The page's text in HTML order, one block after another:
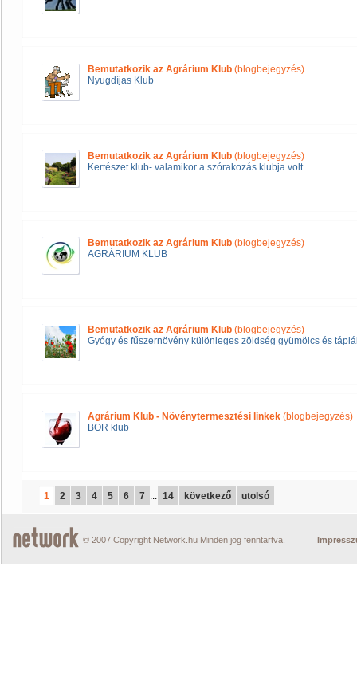
Bemutatkozik az Agrárium Klub (blogbejegyzés)
Nyugdíjas Klub
Bemutatkozik az Agrárium Klub (blogbejegyzés)
Kertészet klub- valamikor a szórakozás klubja volt.
Bemutatkozik az Agrárium Klub (blogbejegyzés)
AGRÁRIUM KLUB
Bemutatkozik az Agrárium Klub (blogbejegyzés)
Gyógy és fűszernövény különleges zöldség gyümölcs és
Agrárium Klub - Növénytermesztési linkek (blogbejegyzés)
BOR klub
1 2 3 4 5 6 7 ... 14 következő utolsó
© 2007 Copyright Network.hu Minden jog fenntartva.